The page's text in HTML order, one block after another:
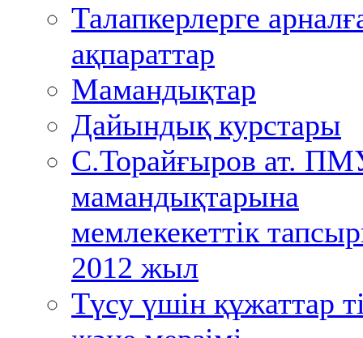
Талапкерлерге
ақпараттар
Мамандықтар
Дайындық курстары
С.Торайғыров ат.
мамандықтарына
мемлекекеттік
2012 жыл
Түсу үшін құжаттар